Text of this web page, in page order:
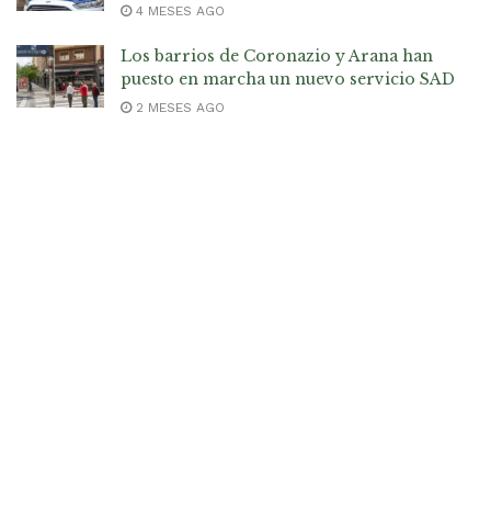
4 MESES AGO
Los barrios de Coronazio y Arana han
puesto en marcha un nuevo servicio SAD
2 MESES AGO